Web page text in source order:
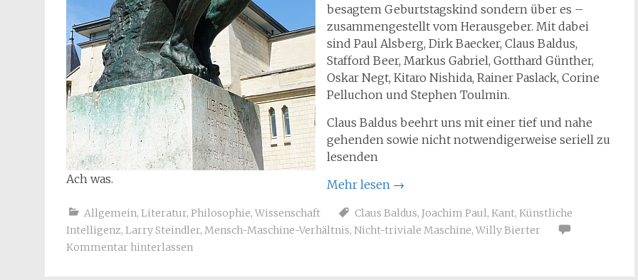
Ach was.
besagtem Geburtstagskind sondern über es –
zusammengestellt vom Herausgeber. Mit dabei
sind Paul Alsberg, Dirk Baecker, Claus Baldus,
Stafford Beer, Markus Gabriel, Gotthard Günther,
Oskar Negt, Kitaro Nishida, Rainer Paslack, Corine
Pelluchon und Stephen Toulmin.
Claus Baldus beehrt uns mit einer tief und nahe
gehenden sowie nicht notwendigerweise seriell zu
lesenden
Mehr lesen →
Allgemein, Literatur, Philosophie, Wissenschaft Claus Baldus, Joachim Paul, Kant, Künstliche
Intelligenz, Larry Steindler, Mensch-Maschine-Verhältnis, Nicht-triviale Maschine, Willy Bierter
Kommentar hinterlassen